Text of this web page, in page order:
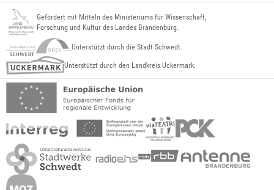
Gefördert mit Mitteln des Ministeriums für Wissenschaft,
Forschung und Kultur des Landes Brandenburg.
Unterstützt durch die Stadt Schwedt.
Unterstützt durch den Landkreis Uckermark.